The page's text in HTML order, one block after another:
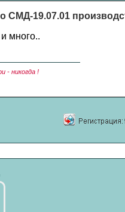
СМД-19.07.01
и много..
- никогда !